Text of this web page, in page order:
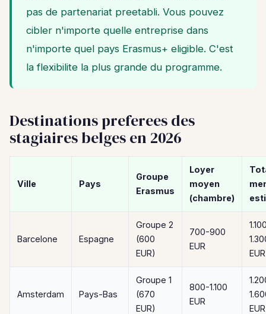
pas de partenariat preetabli. Vous pouvez
cibler n'importe quelle entreprise dans
n'importe quel pays Erasmus+ eligible. C'est
la flexibilite la plus grande du programme.
Destinations preferees des
stagiaires belges en 2026
Ville Pays
Groupe
Erasmus
Loyer
moyen
(chambre)
Barcelone Espagne
Groupe 2
(600
EUR)
700-900
EUR
EUR
Amsterdam Pays-Bas
Groupe 1
(670
EUR)
800-1.100
EUR
EUR